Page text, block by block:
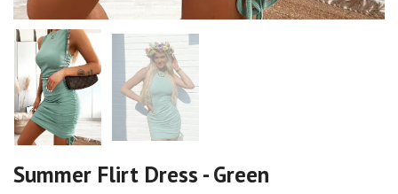
Summer Flirt Dress - Green